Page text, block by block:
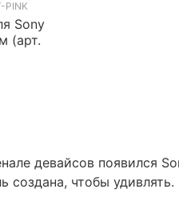
PINK
Sony
(арт.
девайсов появился
создана, чтобы удивлять.